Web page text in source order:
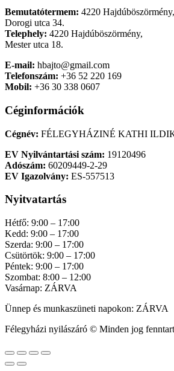
Bemutatótermem: 4220 Hajdúböszörmény,
Dorogi utca 34.
Telephely: 4220 Hajdúböszörmény,
Mester utca 18.
E-mail: hbajto@gmail.com
Telefonszám: +36 52 220 169
Mobil: +36 30 338 0607
Céginformációk
Cégnév: FÉLEGYHÁZINÉ KATHI
EV Nyilvántartási szám: 19120496
Adószám: 60209449-2-29
EV Igazolvány: ES-557513
Nyitvatartás
Hétfő: 9:00 – 17:00
Kedd: 9:00 – 17:00
Szerda: 9:00 – 17:00
Csütörtök: 9:00 – 17:00
Péntek: 9:00 – 17:00
Szombat: 8:00 – 12:00
Vasárnap: ZÁRVA
Ünnep és munkaszüneti napokon: ZÁRVA
Félegyházi nyilászáró © Minden jog